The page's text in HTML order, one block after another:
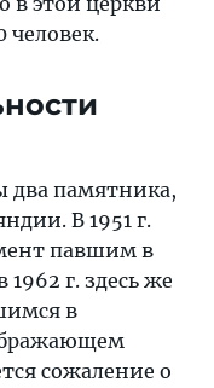
человек.
два памятника,
В 1951 г.
павшим в
г. здесь же
в
сожаление о